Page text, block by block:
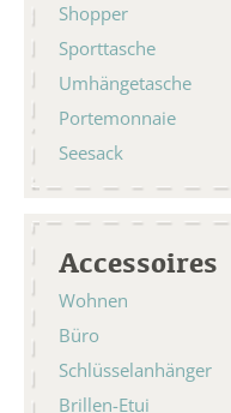
Shopper
Sporttasche
Umhängetasche
Portemonnaie
Seesack
Accessoires
Wohnen
Büro
Schlüsselanhänger
Brillen-Etui